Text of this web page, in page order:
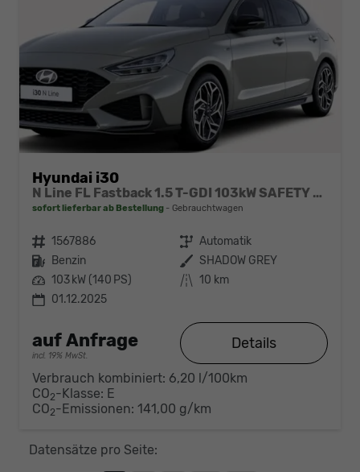
Hyundai i30
N Line FL Fastback 1.5 T-GDI 103kW SAFETY DCT7
sofort lieferbar ab Bestellung Gebrauchtwagen
Fahrzeugnr. 1567886 Getriebe Automatik
Kraftstoff Benzin Außenfarbe SHADOW GREY
Leistung 103 kW (140 PS) Kilometerstand 10 km
01.12.2025
auf Anfrage
incl. 19% MwSt.
Details
Verbrauch kombiniert: 6,20 l/100km
CO2-Klasse: E
CO2-Emissionen: 141,00 g/km
Datensätze pro Seite: